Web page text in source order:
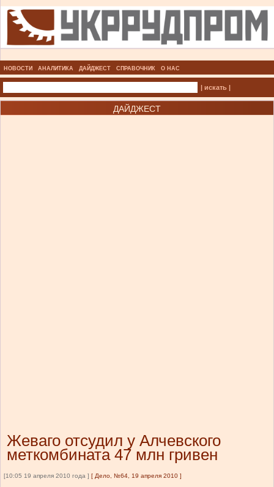
НОВОСТИ АНАЛИТИКА ДАЙДЖЕСТ СПРАВОЧНИК О НАС
| искать |
ДАЙДЖЕСТ
Жеваго отсудил у Алчевского
меткомбината 47 млн гривен
[10:05 19 апреля 2010 года ] [ Дело, №64, 19 апреля 2010 ]